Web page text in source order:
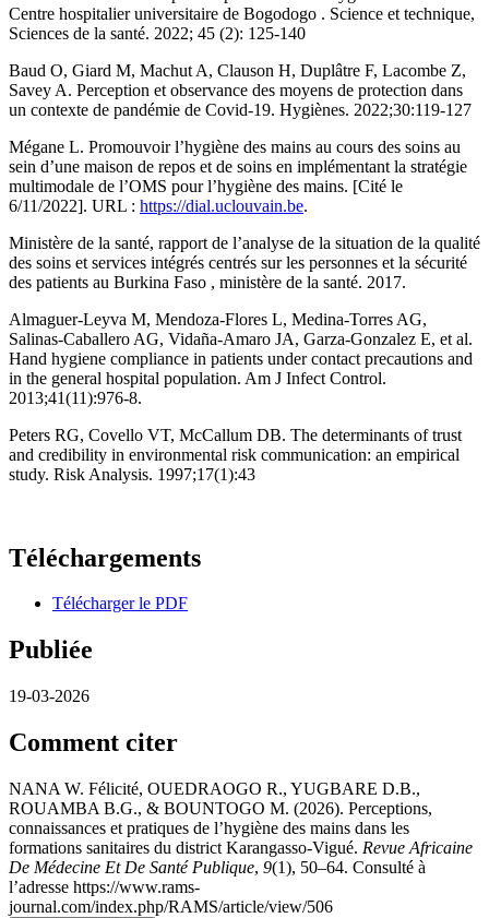
Centre hospitalier universitaire de Bogodogo . Science et technique,
Sciences de la santé. 2022; 45 (2): 125-140
Baud O, Giard M, Machut A, Clauson H, Duplâtre F, Lacombe Z,
Savey A. Perception et observance des moyens de protection dans
un contexte de pandémie de Covid-19. Hygiènes. 2022;30:119-127
Mégane L. Promouvoir l’hygiène des mains au cours des soins au
sein d’une maison de repos et de soins en implémentant la stratégie
multimodale de l’OMS pour l’hygiène des mains. [Cité le
6/11/2022]. URL : https://dial.uclouvain.be.
Ministère de la santé, rapport de l’analyse de la situation de la qualité
des soins et services intégrés centrés sur les personnes et la sécurité
des patients au Burkina Faso , ministère de la santé. 2017.
Almaguer-Leyva M, Mendoza-Flores L, Medina-Torres AG,
Salinas-Caballero AG, Vidaña-Amaro JA, Garza-Gonzalez E, et al.
Hand hygiene compliance in patients under contact precautions and
in the general hospital population. Am J Infect Control.
2013;41(11):976‑8.
Peters RG, Covello VT, McCallum DB. The determinants of trust
and credibility in environmental risk communication: an empirical
study. Risk Analysis. 1997;17(1):43
Téléchargements
Télécharger le PDF
Publiée
19-03-2026
Comment citer
NANA W. Félicité, OUEDRAOGO R., YUGBARE D.B.,
ROUAMBA B.G., & BOUNTOGO M. (2026). Perceptions,
connaissances et pratiques de l’hygiène des mains dans les
formations sanitaires du district Karangasso-Vigué. Revue Africaine
De Médecine Et De Santé Publique, 9(1), 50–64. Consulté à
l’adresse https://www.rams-
journal.com/index.php/RAMS/article/view/506